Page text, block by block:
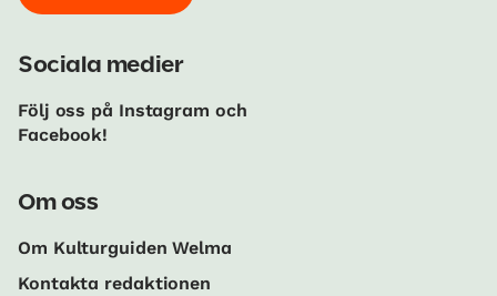
Sociala medier
Följ oss på Instagram och
Facebook!
Om oss
Om Kulturguiden Welma
Kontakta redaktionen